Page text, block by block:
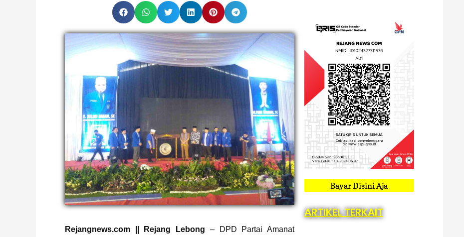
Rejangnews.com || Rejang Lebong – DPD Partai Amanat
Bayar Disini Aja
ARTIKEL TERKAIT